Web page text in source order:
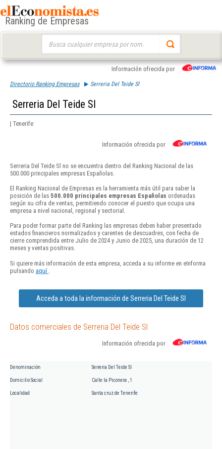
Ranking de Empresas
Información ofrecida por
Directorio Ranking Empresas Serreria Del Teide Sl
Serreria Del Teide Sl
| Tenerife
Información ofrecida por
Serreria Del Teide Sl no se encuentra dentro del Ranking Nacional de las
500.000 principales empresas Españolas.
El Ranking Nacional de Empresas es la herramienta más útil para saber la
posición de las 500.000 principales empresas Españolas ordenadas
según su cifra de ventas, permitiendo conocer el puesto que ocupa una
empresa a nivel nacional, regional y sectorial.
Para poder formar parte del Ranking las empresas deben haber presentado
estados financieros normalizados y carentes de descuadres, con fecha de
cierre comprendida entre Julio de 2024 y Junio de 2025, una duración de 12
meses y ventas positivas.
Si quiere más información de esta empresa, acceda a su informe en eInforma
pulsando aquí
Acceda a toda la información de Serreria Del Teide Sl
Datos comerciales de Serreria Del Teide Sl
Información ofrecida por
Denominación Serreria Del Teide Sl
Domicilio Social Calle la Piconera , 1
Localidad Santa cruz de Tenerife